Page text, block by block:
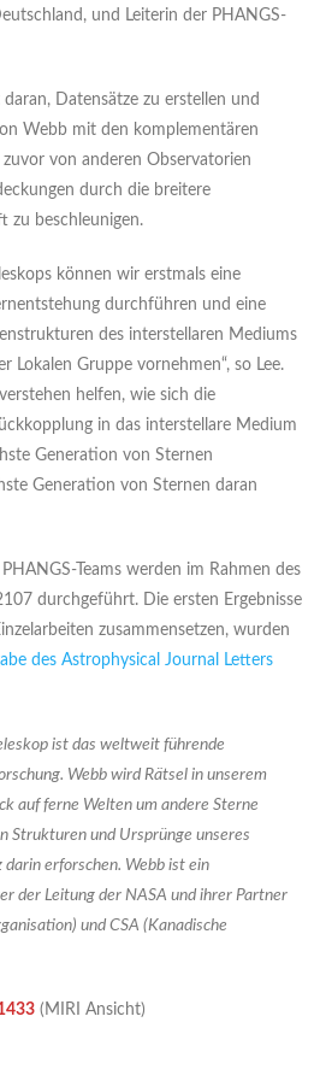
und Leiterin der PHANGS-
Datensätze zu erstellen und
Webb mit den komplementären
von anderen Observatorien
durch die breitere
zu beschleunigen.
können wir erstmals eine
durchführen und eine
des interstellaren Mediums
Lokalen Gruppe vornehmen“, so Lee.
helfen, wie sich die
in das interstellare Medium
Generation von Sternen
Generation von Sternen daran
Teams werden im Rahmen des
durchgeführt. Die ersten Ergebnisse
zusammensetzen, wurden
des Astrophysical Journal Letters
ist das weltweit führende
Webb wird Rätsel in unserem
auf ferne Welten um andere Sterne
Strukturen und Ursprünge unseres
erforschen. Webb ist ein
der Leitung der NASA und ihrer Partner
und CSA (Kanadische
(MIRI Ansicht)